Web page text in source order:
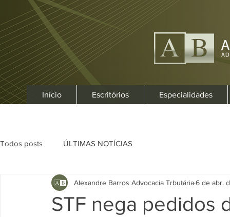
Início Escritórios Especialidades
Todos posts ÚLTIMAS NOTÍCIAS
STF nega pedidos
Alexandre Barros Advocacia Trbutária6 de abr.